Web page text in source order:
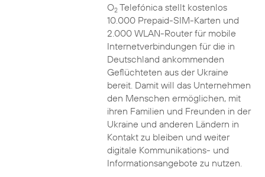
O2Telefónica stellt kostenlos
10.000 Prepaid-SIM-Karten und
2.000 WLAN-Router für mobile
Internetverbindungen für die in
Deutschland ankommenden
Geflüchteten aus der Ukraine
bereit. Damit will das Unternehmen
den Menschen ermöglichen, mit
ihren Familien und Freunden in der
Ukraine und anderen Ländern in
Kontakt zu bleiben und weiter
digitale Kommunikations- und
Informationsangebote zu nutzen.